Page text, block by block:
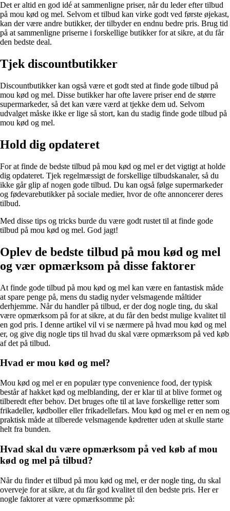
Det er altid en god idé at sammenligne priser, når du leder efter tilbud
på mou kød og mel. Selvom et tilbud kan virke godt ved første øjekast,
kan der være andre butikker, der tilbyder en endnu bedre pris. Brug tid
på at sammenligne priserne i forskellige butikker for at sikre, at du får
den bedste deal.
Tjek discountbutikker
Discountbutikker kan også være et godt sted at finde gode tilbud på
mou kød og mel. Disse butikker har ofte lavere priser end de større
supermarkeder, så det kan være værd at tjekke dem ud. Selvom
udvalget måske ikke er lige så stort, kan du stadig finde gode tilbud på
mou kød og mel.
Hold dig opdateret
For at finde de bedste tilbud på mou kød og mel er det vigtigt at holde
dig opdateret. Tjek regelmæssigt de forskellige tilbudskanaler, så du
ikke går glip af nogen gode tilbud. Du kan også følge supermarkeder
og fødevarebutikker på sociale medier, hvor de ofte annoncerer deres
tilbud.
Med disse tips og tricks burde du være godt rustet til at finde gode
tilbud på mou kød og mel. God jagt!
Oplev de bedste tilbud på mou kød og mel
og vær opmærksom på disse faktorer
At finde gode tilbud på mou kød og mel kan være en fantastisk måde
at spare penge på, mens du stadig nyder velsmagende måltider
derhjemme. Når du handler på tilbud, er der dog nogle ting, du skal
være opmærksom på for at sikre, at du får den bedst mulige kvalitet til
en god pris. I denne artikel vil vi se nærmere på hvad mou kød og mel
er, og give dig nogle tips til hvad du skal være opmærksom på ved køb
af det på tilbud.
Hvad er mou kød og mel?
Mou kød og mel er en populær type convenience food, der typisk
består af hakket kød og melblanding, der er klar til at blive formet og
tilberedt efter behov. Det bruges ofte til at lave forskellige retter som
frikadeller, kødboller eller frikadellefars. Mou kød og mel er en nem og
praktisk måde at tilberede velsmagende kødretter uden at skulle starte
helt fra bunden.
Hvad skal du være opmærksom på ved køb af mou
kød og mel på tilbud?
Når du finder et tilbud på mou kød og mel, er der nogle ting, du skal
overveje for at sikre, at du får god kvalitet til den bedste pris. Her er
nogle faktorer at være opmærksomme på: